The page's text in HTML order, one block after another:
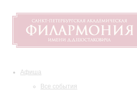
Афиша
Все события